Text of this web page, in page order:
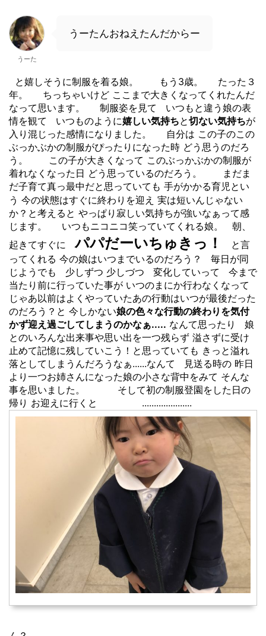
うーた
うーたんおねえたんだからー
と嬉しそうに制服を着る娘。 もう3歳。 たった３
年。 ちっちゃいけど ここまで大きくなってくれたんだ
なって思います。 制服姿を見て いつもと違う娘の表
情を観て いつものように嬉しい気持ちと切ない気持ちが
入り混じった感情になりました。 自分は この子のこの
ぶっかぶかの制服がぴったりになった時 どう思うのだろ
う。 この子が大きくなって このぶっかぶかの制服が
着れなくなった日 どう思っているのだろう。 まだま
だ子育て真っ最中だと思っていても 手がかかる育児とい
う 今の状態はすぐに終わりを迎え 実は短いんじゃない
か？と考えると やっぱり寂しい気持ちが強いなぁって感
じます。 いつもニコニコ笑っていてくれる娘。 朝、
起きてすぐにパパだーいちゅきっ！
と言
ってくれる 今の娘はいつまでいるのだろう？ 毎日が同
じようでも 少しずつ 少しづつ 変化していって 今まで
当たり前に行っていた事が いつのまにか行わなくなって
じゃあ以前はよくやっていたあの行動はいつが最後だった
のだろう？と 今しかない娘の色々な行動の終わりを気付
かず迎え過ごしてしまうのかなぁ..... なんて思ったり 娘
とのいろんな出来事や思い出を一つ残らず 溢さずに受け
止めて記憶に残していこう！と思っていても きっと溢れ
落としてしまうんだろうなぁ......なんて 見送る時の 昨日
より一つお姉さんになった娘の小さな背中をみて そんな
事を思いました。 そして初の制服登園をした日の
帰り お迎えに行くと .....................